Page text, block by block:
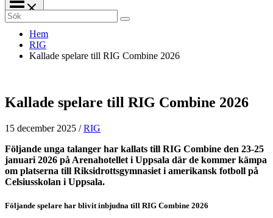
Search
for:
Hem
RIG
Kallade spelare till RIG Combine 2026
Kallade spelare till RIG Combine 2026
15 december 2025 /RIG
Följande unga talanger har kallats till RIG Combine den 23-25
januari 2026 på Arenahotellet i Uppsala där de kommer kämpa
om platserna till Riksidrottsgymnasiet i amerikansk fotboll på
Celsiusskolan i Uppsala.
Följande spelare har blivit inbjudna till RIG Combine 2026